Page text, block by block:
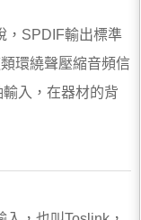
，SPDIF輸出標準
環繞聲壓縮音頻信
入，在器材的背